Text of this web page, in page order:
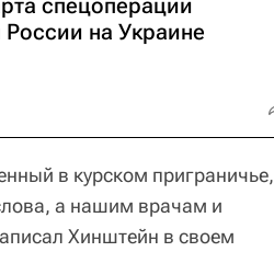
на Украине
в курском приграничье,
а нашим врачам и
Хинштейн в своем